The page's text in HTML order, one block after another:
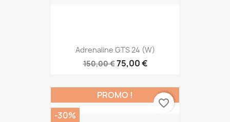
Adrenaline GTS 24 (W)
150,00 €75,00 €
PROMO !
-30%
favorite_border